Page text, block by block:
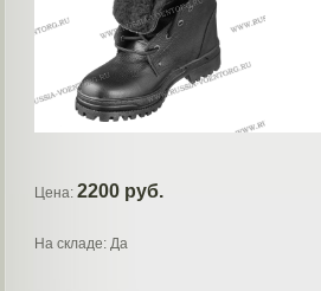
Цена:2200 руб.
На складе: Да